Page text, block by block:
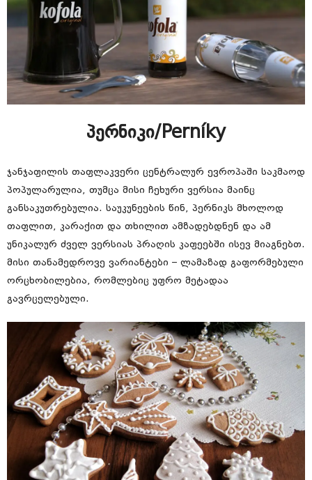
პერნიკი/Perníky
ჯანჯაფილის თაფლაკვერი ცენტრალურ ევროპაში საკმაოდ
პოპულარულია, თუმცა მისი ჩეხური ვერსია მაინც
განსაკუთრებულია. საუკუნეების წინ, პერნიკს მხოლოდ
თაფლით, კარაქით და თხილით ამზადებდნენ და ამ
უნიკალურ ძველ ვერსიას პრაღის კაფეებში ისევ მიაგნებთ.
მისი თანამედროვე ვარიანტები – ლამაზად გაფორმებული
ორცხობილებია, რომლებიც უფრო მეტადაა
გავრცელებული.